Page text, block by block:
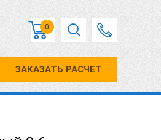
0
ЗАКАЗАТЬ РАСЧЕТ